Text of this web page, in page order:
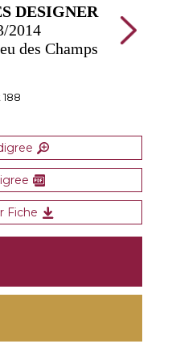
DESIGNER
2014
des Champs
Fiche